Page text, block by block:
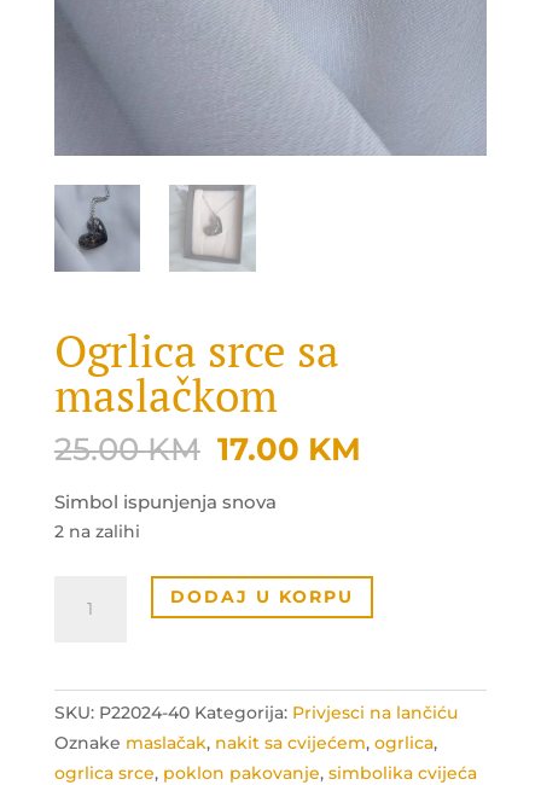
Ogrlica srce sa
maslačkom
25.00KM Original
was:
17.00 KM
Simbol ispunjenja snova
2 na zalihi
srce
količina
DODAJ U KORPU
SKU: P22024-40 Kategorija: Privjesci na lančiću
Oznake maslačak, nakit sa cvijećem, ogrlica,
ogrlica srce, poklon pakovanje, simbolika cvijeća